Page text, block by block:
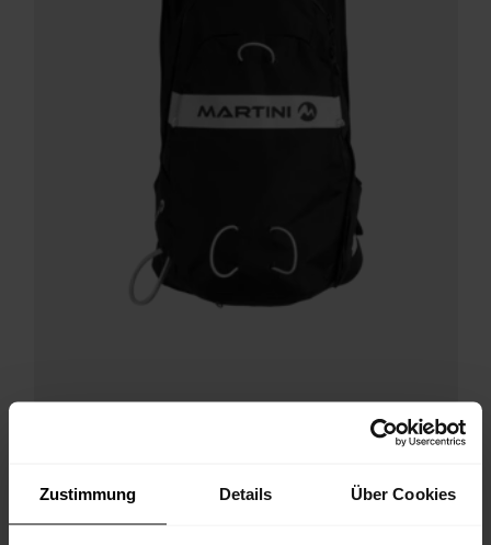
Zustimmung Details Über Cookies